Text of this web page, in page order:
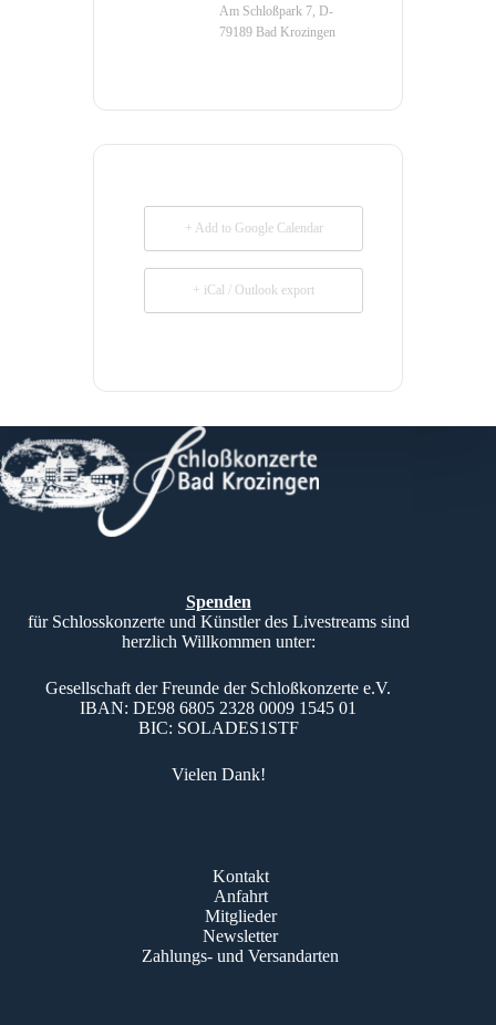
Am Schloßpark 7, D-
79189 Bad Krozingen
+ Add to Google Calendar
+ iCal / Outlook export
Spenden
für Schlosskonzerte und Künstler des Livestreams sind
herzlich Willkommen unter:
Gesellschaft der Freunde der Schloßkonzerte e.V.
IBAN: DE98 6805 2328 0009 1545 01
BIC: SOLADES1STF
Vielen Dank!
Kontakt
Anfahrt
Mitglieder
Newsletter
Zahlungs- und Versandarten